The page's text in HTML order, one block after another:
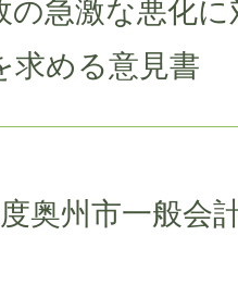
の急激な悪化
求める意見書
奥州市一般会